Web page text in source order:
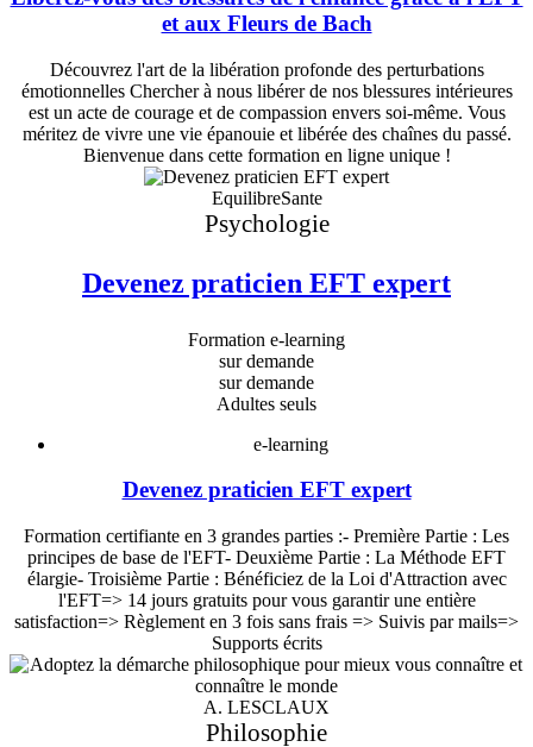
et aux Fleurs de Bach
Découvrez l'art de la libération profonde des perturbations
émotionnelles Chercher à nous libérer de nos blessures intérieures
est un acte de courage et de compassion envers soi-même. Vous
méritez de vivre une vie épanouie et libérée des chaînes du passé.
Bienvenue dans cette formation en ligne unique !
EquilibreSante
Psychologie
Devenez praticien EFT expert
Formation e-learning
sur demande
sur demande
Adultes seuls
e-learning
Devenez praticien EFT expert
Formation certifiante en 3 grandes parties :- Première Partie : Les
principes de base de l'EFT- Deuxième Partie : La Méthode EFT
élargie- Troisième Partie : Bénéficiez de la Loi d'Attraction avec
l'EFT=> 14 jours gratuits pour vous garantir une entière
satisfaction=> Règlement en 3 fois sans frais => Suivis par mails=>
Supports écrits
A. LESCLAUX
Philosophie